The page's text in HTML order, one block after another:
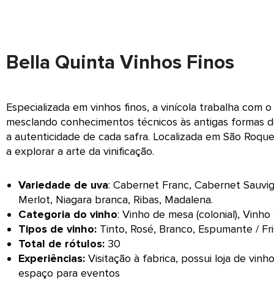
Bella Quinta Vinhos Finos
Especializada em vinhos finos, a vinícola trabalha com
mesclando conhecimentos técnicos às antigas formas
a autenticidade de cada safra. Localizada em São
a explorar a arte da vinificação.
Variedade de uva: Cabernet Franc, Cabernet
Merlot, Niagara branca, Ribas, Madalena.
Categoria do vinho: Vinho de mesa (colonial), Vinho
Tipos de vinho: Tinto, Rosé, Branco, Espumante /
Total de rótulos: 30
Experiências: Visitação à fabrica, possui loja de
espaço para eventos